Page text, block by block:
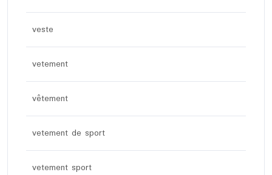
veste
vetement
vêtement
vetement de sport
vetement sport